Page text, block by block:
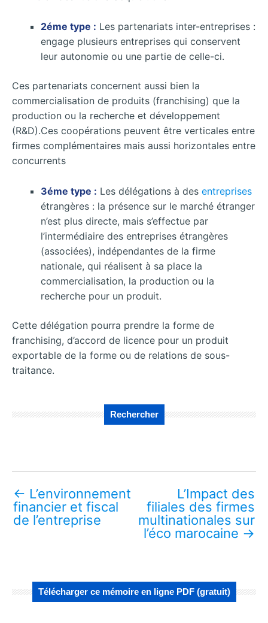
2éme type : Les partenariats inter-entreprises :
engage plusieurs entreprises qui conservent
leur autonomie ou une partie de celle-ci.
Ces partenariats concernent aussi bien la
commercialisation de produits (franchising) que la
production ou la recherche et développement
(R&D).Ces coopérations peuvent être verticales entre
firmes complémentaires mais aussi horizontales entre
concurrents
3éme type : Les délégations à des entreprises
étrangères : la présence sur le marché étranger
n’est plus directe, mais s’effectue par
l’intermédiaire des entreprises étrangères
(associées), indépendantes de la firme
nationale, qui réalisent à sa place la
commercialisation, la production ou la
recherche pour un produit.
Cette délégation pourra prendre la forme de
franchising, d’accord de licence pour un produit
exportable de la forme ou de relations de sous-
traitance.
Rechercher
← L’environnement
financier et fiscal
de l’entreprise
L’Impact des
filiales des firmes
multinationales sur
l’éco marocaine →
Télécharger ce mémoire en ligne PDF (gratuit)